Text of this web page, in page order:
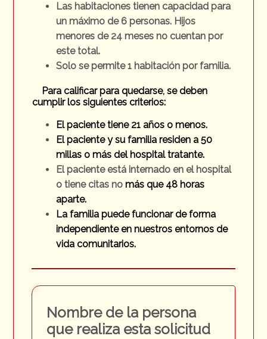
Las habitaciones tienen capacidad para
un máximo de 6 personas. Hijos
menores de 24 meses no cuentan por
este total.
Solo se permite 1 habitación por familia.
Para calificar para quedarse, se deben
cumplir los siguientes criterios:
El paciente tiene 21 años o menos.
El paciente y su familia residen a 50
millas o más del hospital tratante.
El paciente está internado en el hospital
o tiene citas nomás que 48 horas
aparte.
La familia puede funcionar de forma
independiente en nuestros entornos de
vida comunitarios.
Nombre de la persona
que realiza esta solicitud